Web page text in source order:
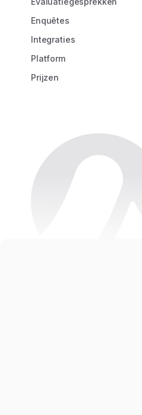
Enquêtes
Integraties
Platform
Prijzen